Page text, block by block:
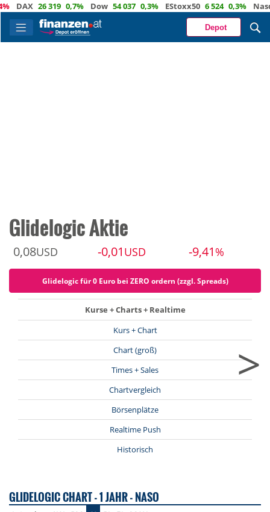
26 319 0,7% Dow 54 037 0,3% EStoxx50 6 524 0,3% Nasdaq
Depot
Glidelogic Aktie
0,08USD -0,01 USD -9,41 %
Glidelogic für 0 Euro bei ZERO ordern (zzgl. Spreads)
Kurse + Charts + Realtime
Kurs + Chart
Chart (groß)
Times + Sales
Chartvergleich
Börsenplätze
Realtime Push
Historisch
>
GLIDELOGIC CHART - 1 JAHR - NASO